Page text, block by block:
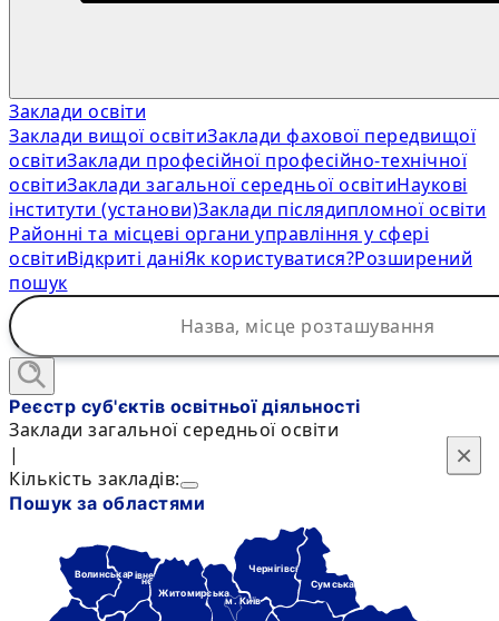
Заклади освіти
Заклади вищої освітиЗаклади фахової передвищої
освітиЗаклади професійної професійно-технічної
освітиЗаклади загальної середньої освітиНаукові
інститути (установи)Заклади післядипломної освіти
Районні та місцеві органи управління у сфері
освітиВідкриті даніЯк користуватися?Розширений
пошук
×
Реєстр суб'єктів освітньої діяльності
Заклади загальної середньої освіти
|
Кількість закладів:
Пошук за областями
Чернігівська
м. Київ
Рівне-
нська Сумська
Волинська
Житомирська
×